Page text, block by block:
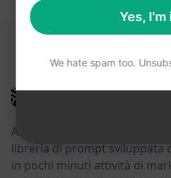
AIPRM
AIPRM è uno strumento di
libreria di prompt sviluppata
in pochi minuti attività di
Yes, I'm
We hate spam too.